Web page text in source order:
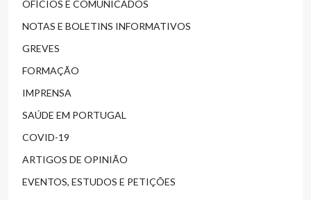
OFÍCIOS E COMUNICADOS
NOTAS E BOLETINS INFORMATIVOS
GREVES
FORMAÇÃO
IMPRENSA
SAÚDE EM PORTUGAL
COVID-19
ARTIGOS DE OPINIÃO
EVENTOS, ESTUDOS E PETIÇÕES